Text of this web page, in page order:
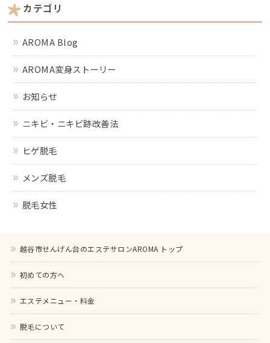
カテゴリ
AROMA Blog
AROMA変身ストーリー
お知らせ
ニキビ・ニキビ跡改善法
ヒゲ脱毛
メンズ脱毛
脱毛女性
越谷市せんげん台のエステサロンAROMA トップ
初めての方へ
エステメニュー・料金
脱毛について